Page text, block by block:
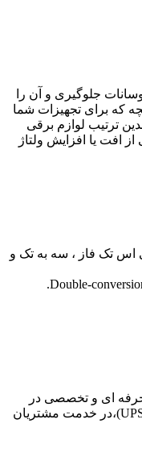
جلوگیری و آن را
که برای تجهیزات شما
ترتیب لوازم برقی
افت یا افزایش ولتاژ
اس تک فاز ، سه به تک و
حرفه ای و تخصصی در
رابطه با تامین انواع باطری های صنعتی (UPS)،در خدمت مشتریان